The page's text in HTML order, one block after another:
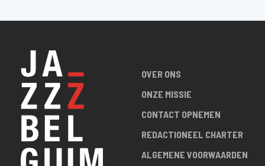
OVER ONS
ONZE MISSIE
CONTACT OPNEMEN
REDACTIONEEL CHARTER
ALGEMENE VOORWAARDEN